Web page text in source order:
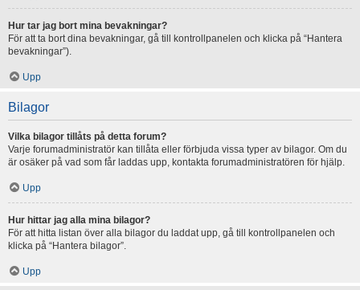
Hur tar jag bort mina bevakningar?
För att ta bort dina bevakningar, gå till kontrollpanelen och klicka på “Hantera
bevakningar”).
Upp
Bilagor
Vilka bilagor tillåts på detta forum?
Varje forumadministratör kan tillåta eller förbjuda vissa typer av bilagor. Om du
är osäker på vad som får laddas upp, kontakta forumadministratören för hjälp.
Upp
Hur hittar jag alla mina bilagor?
För att hitta listan över alla bilagor du laddat upp, gå till kontrollpanelen och
klicka på “Hantera bilagor”.
Upp